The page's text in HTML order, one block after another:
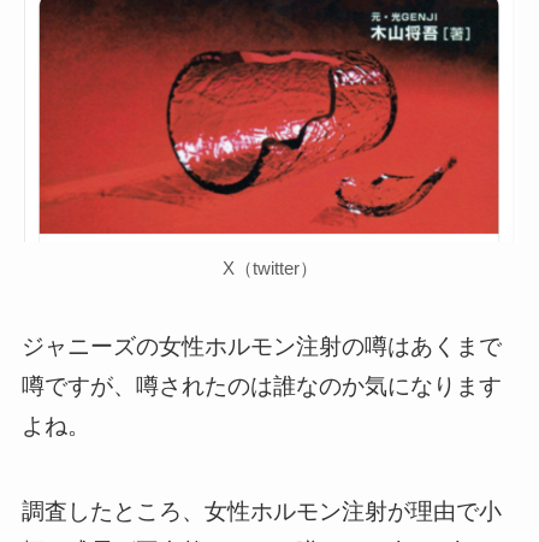
X（twitter）
ジャニーズの女性ホルモン注射の噂はあくまで
噂ですが、噂されたのは誰なのか気になります
よね。
調査したところ、女性ホルモン注射が理由で小